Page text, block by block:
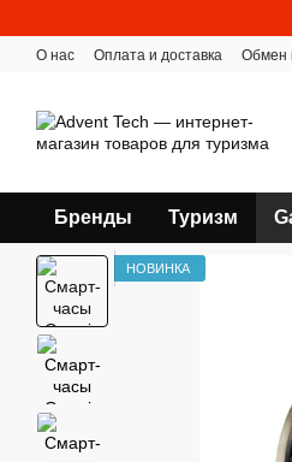
О нас Оплата и доставка Обмен
Бренды Туризм
НОВИНКА